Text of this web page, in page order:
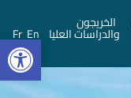
الخريجون
والدراسات العليا En
Fr